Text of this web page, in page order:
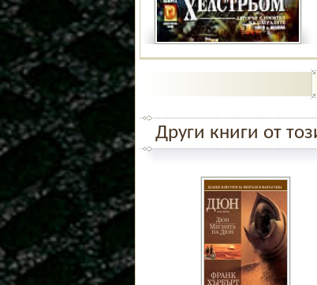
Други книги от